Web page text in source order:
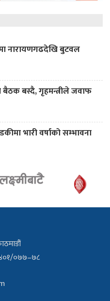
नारायणगढदेखि बुटवल
बैठक बस्दै, गृहमन्त्रीले जवाफ
भारी वर्षाको सम्भावना
०७७–७८